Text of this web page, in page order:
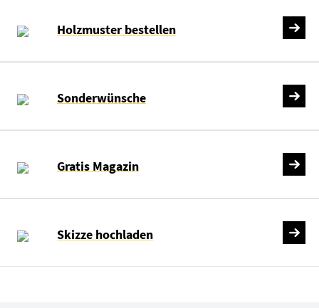
Holzmuster bestellen
Sonderwünsche
Gratis Magazin
Skizze hochladen